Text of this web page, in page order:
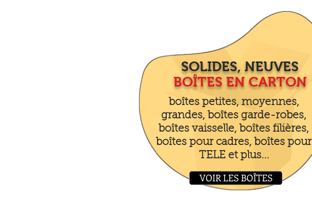
SOLIDES, NEUVES
BOÎTES EN CARTON
boîtes petites, moyennes,
grandes, boîtes garde-robes,
boîtes vaisselle, boîtes filières,
boîtes pour cadres, boîtes pour
TELE et plus...
VOIR LES BOÎTES